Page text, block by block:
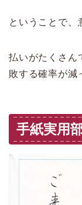
ということで、
払いがたくさん
敗する確率が減
手紙実用